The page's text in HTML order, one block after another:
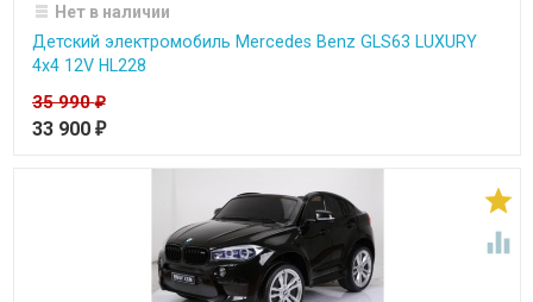
Нет в наличии
Детский электромобиль Mercedes Benz GLS63 LUXURY
4x4 12V HL228
35 990₽
33 900 ₽

